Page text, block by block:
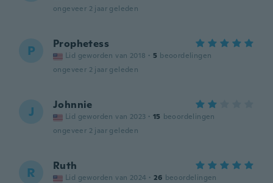
ongeveer 2 jaar geleden
P Prophetess
Lid geworden van 2018 · 5 beoordelingen
ongeveer 2 jaar geleden
J Johnnie
Lid geworden van 2023 · 15 beoordelingen
ongeveer 2 jaar geleden
R Ruth
Lid geworden van 2024 · 26 beoordelingen